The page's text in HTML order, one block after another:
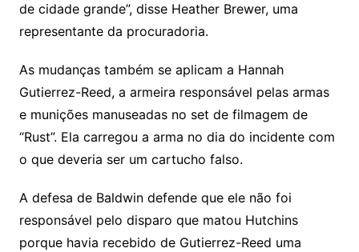
de cidade grande”, disse Heather Brewer, uma
representante da procuradoria.
As mudanças também se aplicam a Hannah
Gutierrez-Reed, a armeira responsável pelas armas
e munições manuseadas no set de filmagem de
“Rust”. Ela carregou a arma no dia do incidente com
o que deveria ser um cartucho falso.
A defesa de Baldwin defende que ele não foi
responsável pelo disparo que matou Hutchins
porque havia recebido de Gutierrez-Reed uma